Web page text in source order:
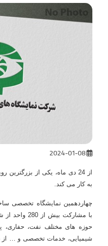
از 24 دی ماه، یکی از
به کار می کند.
چهاردهمین نمایشگاه تخصصی
با مشارکت
حوزه های مختلف نفت، حفاری،